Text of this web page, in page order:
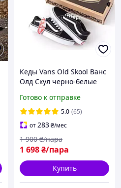
Кеды Vans Old Skool Ванс
Олд Скул черно-белые
подростковые
Готово к отправке
5.0 (65)
от283₴/мес
1 698₴/пара
1 900 ₴/пара
Купить